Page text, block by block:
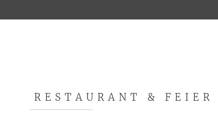
RESTAURANT & FEIER